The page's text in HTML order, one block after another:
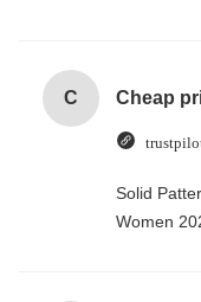
C
Solid
Women